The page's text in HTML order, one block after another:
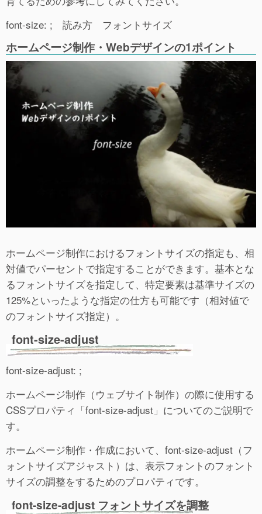
font-size: ; 読み方 フォントサイズ
ホームページ制作・Webデザインの1ポイント
ホームページ制作におけるフォントサイズの指定も、相
対値でパーセントで指定することができます。基本とな
るフォントサイズを指定して、特定要素は基準サイズの
125%といったような指定の仕方も可能です（相対値で
のフォントサイズ指定）。
font-size-adjust
font-size-adjust: ;
ホームページ制作（ウェブサイト制作）の際に使用する
CSSプロパティ「font-size-adjust」についてのご説明で
す。
ホームページ制作・作成において、font-size-adjust（フ
ォントサイズアジャスト）は、表示フォントのフォント
サイズの調整をするためのプロパティです。
font-size-adjust フォントサイズを調整